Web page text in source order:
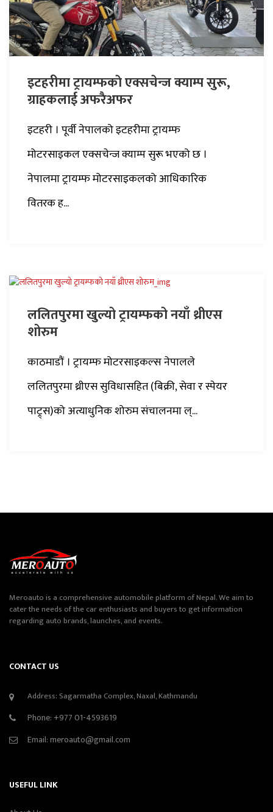
इटहरीमा ट्रायम्फकाे एक्सचेन्ज क्याम्प सुरू,
ग्राहकलाई अफरैअफर
इटहरी । पूर्वी नेपालको इटहरीमा ट्रायम्फ
मोटरसाइकल एक्सचेन्ज क्याम्प सुरू भएको छ ।
नेपालमा ट्रायम्फ मोटरसाइकलको आधिकारिक
वितरक ह...
ललितपुरमा खुल्यो ट्रायम्फको नयाँ थ्रीएस
शोरुम
काठमाडौं । ट्रायम्फ मोटरसाइकल्स नेपालले
ललितपुरमा थ्रीएस सुविधासहित (बिक्री, सेवा र स्पेयर
पाट्र्स)को अत्याधुनिक शोरुम संचालनमा ल्...
Meroauto is a comprehensive automobile platform of Nepal. We aim to
cater the needs of the car enthusiasts and buyers to get information
regarding auto brands, launches, and events.
CONTACT US
Address: Sagarmatha Complex, Naxal, Kathmandu
Phone: +977 01-4593619
Email:meroauto@gmail.com
USEFUL LINK